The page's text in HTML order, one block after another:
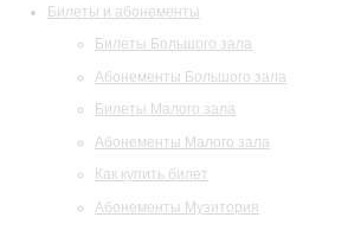
Билеты и абонементы
Билеты Большого зала
Абонементы Большого зала
Билеты Малого зала
Абонементы Малого зала
Как купить билет
Абонементы Музитория